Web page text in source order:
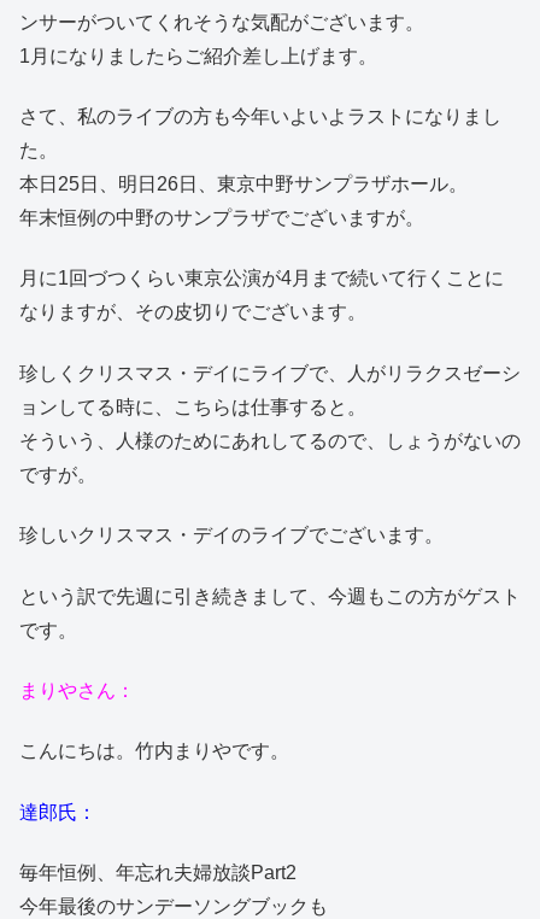
ンサーがついてくれそうな気配がございます。
1月になりましたらご紹介差し上げます。
さて、私のライブの方も今年いよいよラストになりまし
た。
本日25日、明日26日、東京中野サンプラザホール。
年末恒例の中野のサンプラザでございますが。
月に1回づつくらい東京公演が4月まで続いて行くことに
なりますが、その皮切りでございます。
珍しくクリスマス・デイにライブで、人がリラクスゼーシ
ョンしてる時に、こちらは仕事すると。
そういう、人様のためにあれしてるので、しょうがないの
ですが。
珍しいクリスマス・デイのライブでございます。
という訳で先週に引き続きまして、今週もこの方がゲスト
です。
まりやさん：
こんにちは。竹内まりやです。
達郎氏：
毎年恒例、年忘れ夫婦放談Part2
今年最後のサンデーソングブックも